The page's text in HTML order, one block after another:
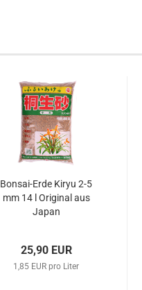
Bonsai-Erde Kiryu 2-5
mm 14 l Original aus
Japan
25,90 EUR
1,85 EUR pro Liter